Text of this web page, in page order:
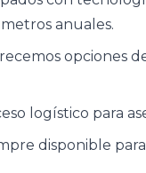
anuales.
opciones
logístico para
disponible